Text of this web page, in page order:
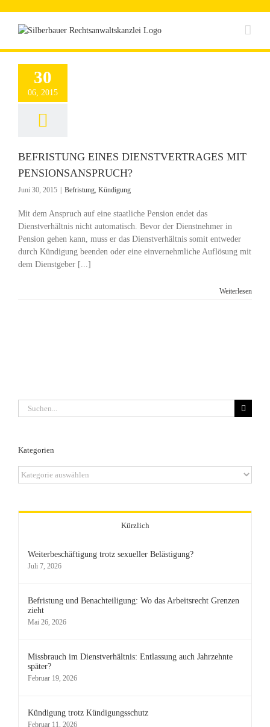
springen
30
06, 2015
BEFRISTUNG EINES DIENSTVERTRAGES MIT
PENSIONSANSPRUCH?
Juni 30, 2015 Befristung, Kündigung
Mit dem Anspruch auf eine staatliche Pension endet das
Dienstverhältnis nicht automatisch. Bevor der Dienstnehmer in
Pension gehen kann, muss er das Dienstverhältnis somit entweder
durch Kündigung beenden oder eine einvernehmliche Auflösung mit
dem Dienstgeber [...]
Weiterlesen
Suche
nach:
Kategorien
Kategorien
Kürzlich
Weiterbeschäftigung trotz sexueller Belästigung?
Juli 7, 2026
Befristung und Benachteiligung: Wo das Arbeitsrecht Grenzen
zieht
Mai 26, 2026
Missbrauch im Dienstverhältnis: Entlassung auch Jahrzehnte
später?
Februar 19, 2026
Kündigung trotz Kündigungsschutz
Februar 11, 2026